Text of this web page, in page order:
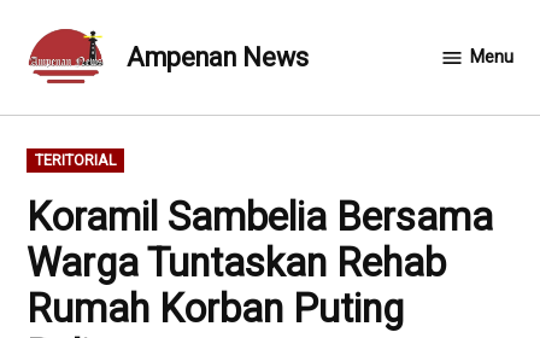
content
Ampenan News Menu
POSTED
IN
TERITORIAL
Koramil Sambelia Bersama
Warga Tuntaskan Rehab
Rumah Korban Puting